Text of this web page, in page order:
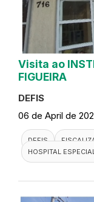
Visita ao
FIGUEIRA
DEFIS
06 de April de
DEFIS
HOSPITAL